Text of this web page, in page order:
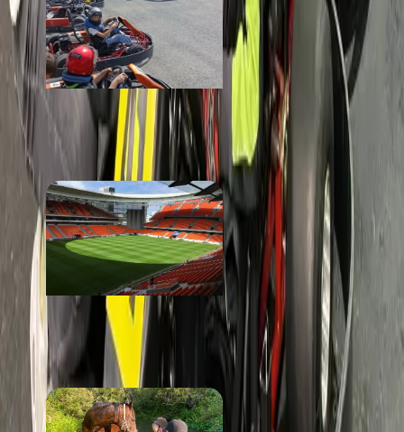
FORMULA
от 900 ₽
Стадион «Екатеринбург
от 150 ₽